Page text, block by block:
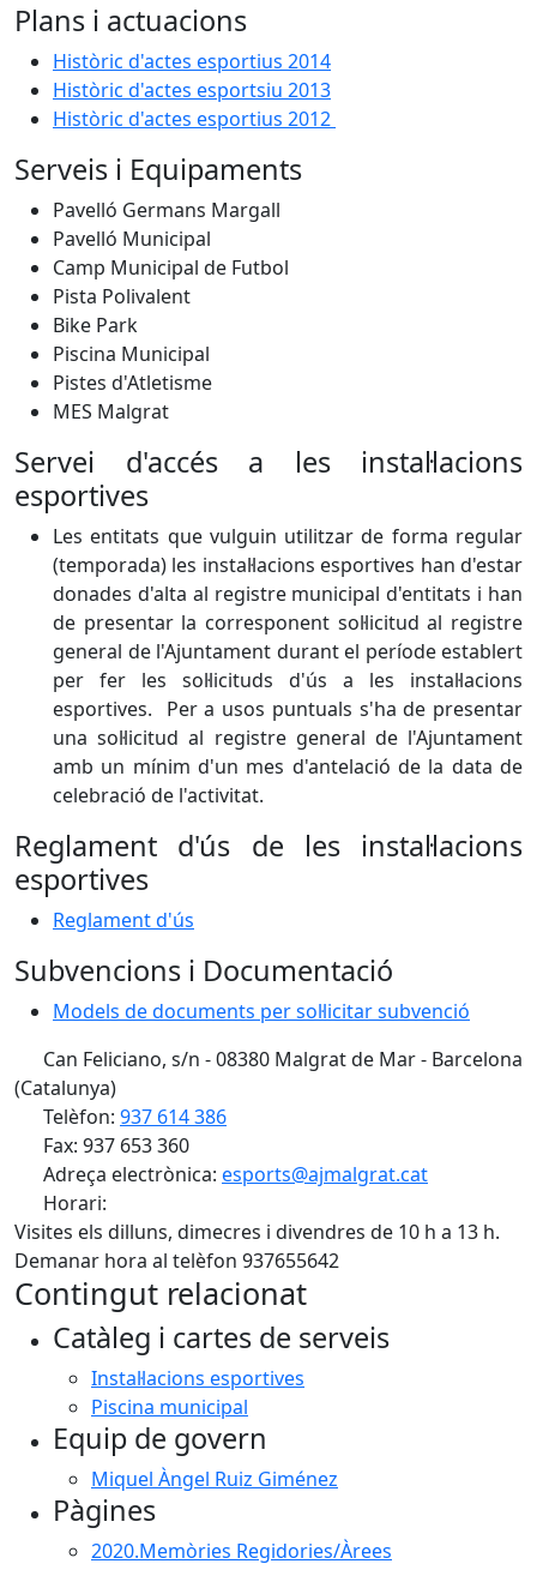
Plans i actuacions
Històric d'actes esportius 2014
Històric d'actes esportsiu 2013
Històric d'actes esportius 2012
Serveis i Equipaments
Pavelló Germans Margall
Pavelló Municipal
Camp Municipal de Futbol
Pista Polivalent
Bike Park
Piscina Municipal
Pistes d'Atletisme
MES Malgrat
Servei d'accés a les instal·lacions
esportives
Les entitats que vulguin utilitzar de forma regular
(temporada) les instal·lacions esportives han d'estar
donades d'alta al registre municipal d'entitats i han
de presentar la corresponent sol·licitud al registre
general de l'Ajuntament durant el període establert
per fer les sol·licituds d'ús a les instal·lacions
esportives. Per a usos puntuals s'ha de presentar
una sol·licitud al registre general de l'Ajuntament
amb un mínim d'un mes d'antelació de la data de
celebració de l'activitat.
Reglament d'ús de les instal·lacions
esportives
Reglament d'ús
Subvencions i Documentació
Models de documents per sol·licitar subvenció
Can Feliciano, s/n - 08380 Malgrat de Mar - Barcelona
(Catalunya)
Telèfon: 937 614 386
Fax: 937 653 360
Adreça electrònica: esports@ajmalgrat.cat
Horari:
Visites els dilluns, dimecres i divendres de 10 h a 13 h.
Demanar hora al telèfon 937655642
Contingut relacionat
Catàleg i cartes de serveis
Instal·lacions esportives
Piscina municipal
Equip de govern
Miquel Àngel Ruiz Giménez
Pàgines
2020.Memòries Regidories/Àrees